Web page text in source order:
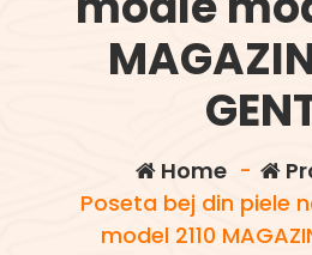
Home-
Poseta bej din piele
model 2110